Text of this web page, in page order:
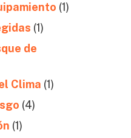
(1)
(1)
de
Clima (1)
(4)
(1)